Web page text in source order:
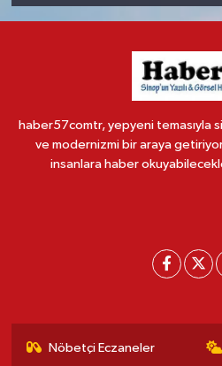
haber57comtr, yepyeni temasıyla
ve modernizmi bir araya
insanlara haber
Nöbetçi Eczaneler